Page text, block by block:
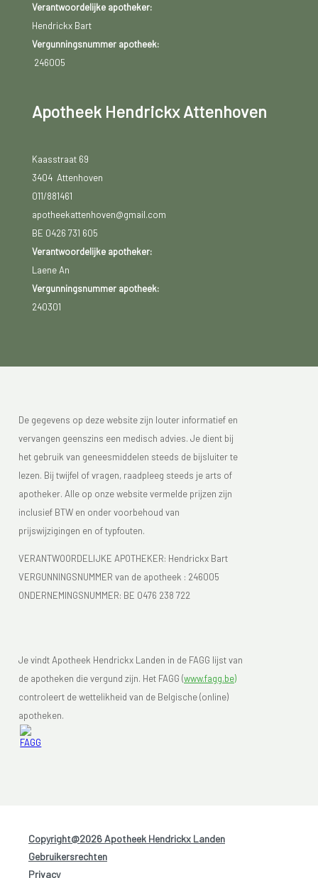
Verantwoordelijke apotheker:
Hendrickx Bart
Vergunningsnummer apotheek:
246005
Apotheek Hendrickx Attenhoven
Kaasstraat 69
3404 Attenhoven
011/881461
apotheekattenhoven@gmail.com
BE 0426 731 605
Verantwoordelijke apotheker:
Laene An
Vergunningsnummer apotheek:
240301
De gegevens op deze website zijn louter informatief en
vervangen geenszins een medisch advies. Je dient bij
het gebruik van geneesmiddelen steeds de bijsluiter te
lezen. Bij twijfel of vragen, raadpleeg steeds je arts of
apotheker. Alle op onze website vermelde prijzen zijn
inclusief BTW en onder voorbehoud van
prijswijzigingen en of typfouten.
VERANTWOORDELIJKE APOTHEKER: Hendrickx Bart
VERGUNNINGSNUMMER van de apotheek : 246005
ONDERNEMINGSNUMMER: BE 0476 238 722
Je vindt Apotheek Hendrickx Landen in de FAGG lijst van
de apotheken die vergund zijn. Het FAGG (www.fagg.be)
controleert de wettelikheid van de Belgische (online)
apotheken.
Copyright@2026 Apotheek Hendrickx Landen
Gebruikersrechten
Privacy